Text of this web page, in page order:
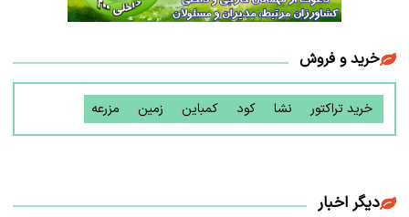
خرید و فروش
خرید تراکتور نشا کود کمباین زمین مزرعه
دیگر اخبار